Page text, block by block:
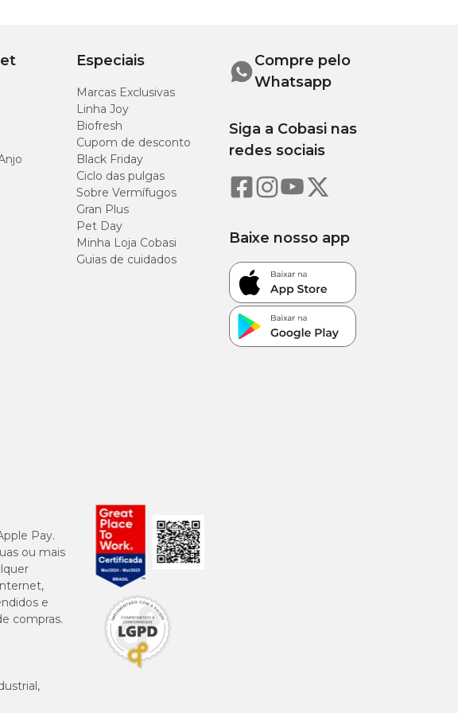
Especiais
Marcas Exclusivas
Linha Joy
Biofresh
Cupom de desconto
Black Friday
Ciclo das pulgas
Sobre Vermífugos
Gran Plus
Pet Day
Minha Loja Cobasi
Guias de cuidados
Compre pelo
Whatsapp
Siga a Cobasi nas
redes sociais
Baixe nosso app
Pay.
ou mais
e
compras.